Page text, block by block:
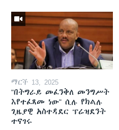
ማርች 13, 2025
"በትግራይ መፈንቅለ መንግሥት
እየተፈጸመ ነው" ሲሉ የክልሉ
ጊዜያዊ አስተዳደር ፕሬዝደንት
ተናገሩ